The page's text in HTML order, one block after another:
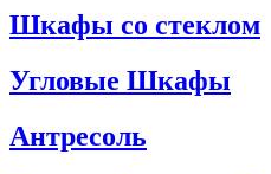
Шкафы со стеклом
Угловые Шкафы
Антресоль